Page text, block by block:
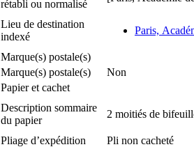
rétabli ou normalisé
Lieu de destination
indexé
Paris,
Marque(s) postale(s)
Marque(s) postale(s)
Non
Papier et cachet
Description sommaire
du papier
2 moitiés de
Pliage d’expédition
Pli non cacheté